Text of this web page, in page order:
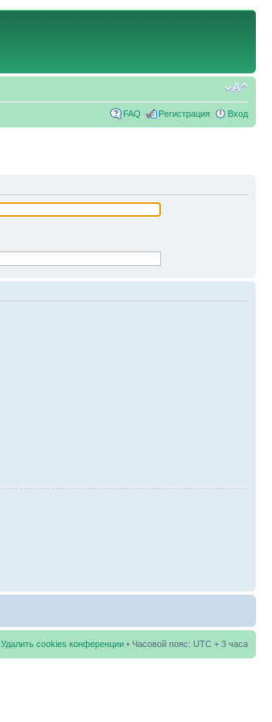
FAQ Регистрация Вход
Удалить cookies конференции • Часовой пояс: UTC + 3 часа